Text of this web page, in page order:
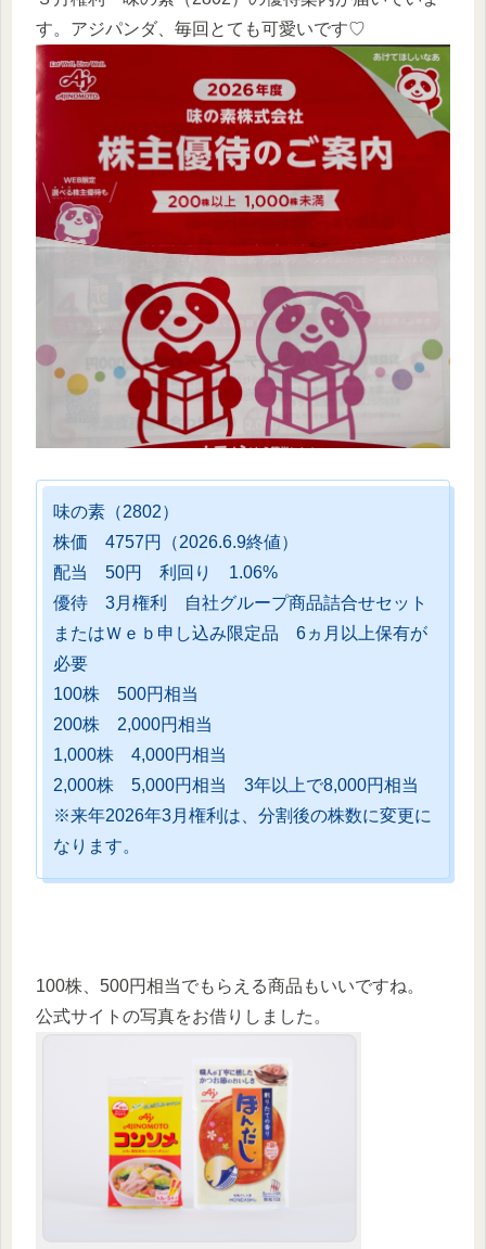
す。アジパンダ、毎回とても可愛いです♡
味の素（2802）
株価 4757円（2026.6.9終値）
配当 50円 利回り 1.06%
優待 3月権利 自社グループ商品詰合せセット
またはＷｅｂ申し込み限定品 6ヵ月以上保有が
必要
100株 500円相当
200株 2,000円相当
1,000株 4,000円相当
2,000株 5,000円相当 3年以上で8,000円相当
※来年2026年3月権利は、分割後の株数に変更に
なります。
100株、500円相当でもらえる商品もいいですね。
公式サイトの写真をお借りしました。